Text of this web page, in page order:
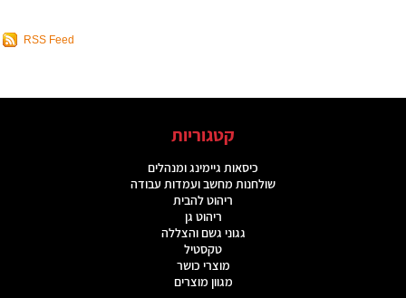
RSS Feed
קטגוריות
כיסאות גיימינג ומנהלים
שולחנות מחשב ועמדות עבודה
ריהוט להבית
ריהוט גן
גגוני גשם והצללה
טקסטיל
מוצרי כושר
מגוון מוצרים